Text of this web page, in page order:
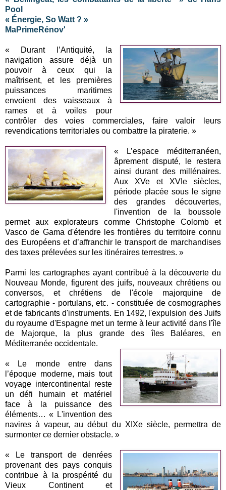
Pool
« Énergie, So Watt ? »
MaPrimeRénov'
« Durant l’Antiquité, la
navigation assure déjà un
pouvoir à ceux qui la
maîtrisent, et les premières
puissances maritimes
envoient des vaisseaux à
rames et à voiles pour
contrôler des voies commerciales, faire valoir leurs
revendications territoriales ou combattre la piraterie. »
« L’espace méditerranéen,
âprement disputé, le restera
ainsi durant des millénaires.
Aux XVe et XVIe siècles,
période placée sous le signe
des grandes découvertes,
l'invention de la boussole
permet aux explorateurs comme Christophe Colomb et
Vasco de Gama d'étendre les frontières du territoire connu
des Européens et d’affranchir le transport de marchandises
des taxes prélevées sur les itinéraires terrestres. »
Parmi les cartographes ayant contribué à la découverte du
Nouveau Monde, figurent des juifs, nouveaux chrétiens ou
conversos, et chrétiens de l'école majorquine de
cartographie - portulans, etc. - constituée de cosmographes
et de fabricants d'instruments. En 1492, l'expulsion des Juifs
du royaume d'Espagne met un terme à leur activité dans l'île
de Majorque, la plus grande des îles Baléares, en
Méditerranée occidentale.
« Le monde entre dans
l’époque moderne, mais tout
voyage intercontinental reste
un défi humain et matériel
face à la puissance des
éléments… « L'invention des
navires à vapeur, au début du XIXe siècle, permettra de
surmonter ce dernier obstacle. »
« Le transport de denrées
provenant des pays conquis
contribue à la prospérité du
Vieux Continent et